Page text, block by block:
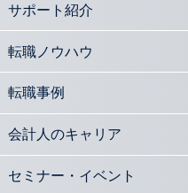
サポート紹介
転職ノウハウ
転職事例
会計人のキャリア
セミナー・イベント